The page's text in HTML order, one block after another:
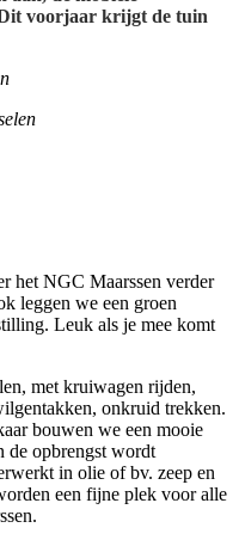
voorjaar krijgt de tuin
het NGC Maarssen verder
leggen we een groen
Leuk als je mee komt
met kruiwagen rijden,
onkruid trekken.
bouwen we een mooie
de opbrengst wordt
in olie of bv. zeep en
een fijne plek voor alle